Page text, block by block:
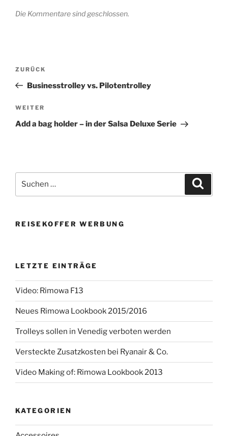
Die Kommentare sind geschlossen.
Beitragsnavigation
Vorheriger
Beitrag
ZURÜCK
Businesstrolley vs. Pilotentrolley
Nächster
Beitrag
WEITER
Add a bag holder – in der Salsa Deluxe Serie
nach:
REISEKOFFER WERBUNG
LETZTE EINTRÄGE
Video: Rimowa F13
Neues Rimowa Lookbook 2015/2016
Trolleys sollen in Venedig verboten werden
Versteckte Zusatzkosten bei Ryanair & Co.
Video Making of: Rimowa Lookbook 2013
KATEGORIEN